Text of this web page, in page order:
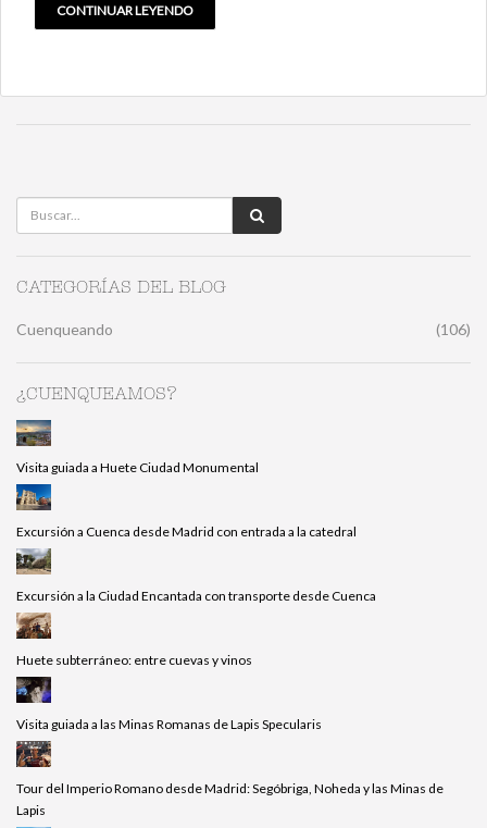
CONTINUAR LEYENDO
CATEGORÍAS DEL BLOG
Cuenqueando (106)
¿CUENQUEAMOS?
Visita guiada a Huete Ciudad Monumental
Excursión a Cuenca desde Madrid con entrada a la catedral
Excursión a la Ciudad Encantada con transporte desde Cuenca
Huete subterráneo: entre cuevas y vinos
Visita guiada a las Minas Romanas de Lapis Specularis
Tour del Imperio Romano desde Madrid: Segóbriga, Noheda y las Minas de
Lapis